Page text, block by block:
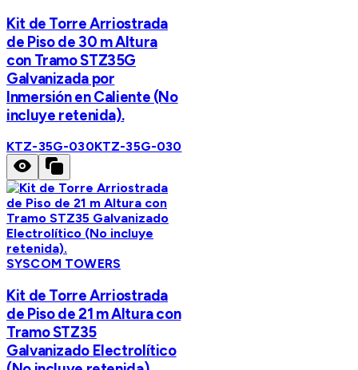
Kit de Torre Arriostrada
de Piso de 30 m Altura
con Tramo STZ35G
Galvanizada por
Inmersión en Caliente (No
incluye retenida).
KTZ-35G-030KTZ-35G-030
SYSCOM TOWERS
Kit de Torre Arriostrada
de Piso de 21 m Altura con
Tramo STZ35
Galvanizado Electrolítico